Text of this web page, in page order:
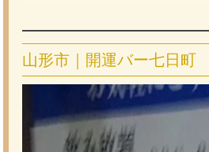
山形市｜開運バー七日町